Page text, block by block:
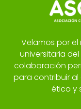
Velamos por
universitaria
colaboración
para contribuir
ético y